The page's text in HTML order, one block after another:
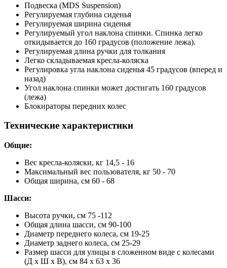
Подвеска (MDS Suspension)
Регулируемая глубина сиденья
Регулируемая ширина сиденья
Регулируемый угол наклона спинки. Спинка легко
откидывается до 160 градусов (положение лежа).
Регулируемая длина ручки для толкания
Легко складываемая кресла-коляска
Регулировка угла наклона сиденья 45 градусов (вперед и
назад)
Угол наклона спинки может достигать 160 градусов
(лежа)
Блокираторы передних колес
Технические характеристики
Общие:
Вес кресла-коляски, кг 14,5 - 16
Максимальный вес пользователя, кг 50 - 70
Общая ширина, см 60 - 68
Шасси:
Высота ручки, см 75 -112
Общая длина шасси, см 90-100
Диаметр переднего колеса, см 19-25
Диаметр заднего колеса, см 25-29
Размер шасси для улицы в сложенном виде с колесами
(Д x Ш x В), см 84 x 63 x 36